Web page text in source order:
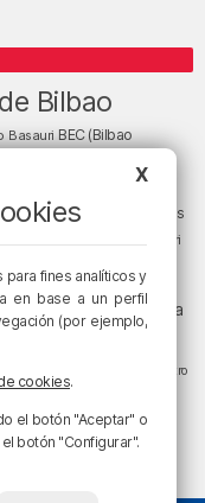
Bilbao
Basauri BEC (Bilbao
Bizkaia
Rey cultura
Cáritas
Enkarterri
Vasco)
jubera LaLiga LaLiga
planes
Teatro
tráfico
X
fines analíticos y
en base a un perfil
(por ejemplo,
cookies.
el botón "Aceptar" o
botón "Configurar".